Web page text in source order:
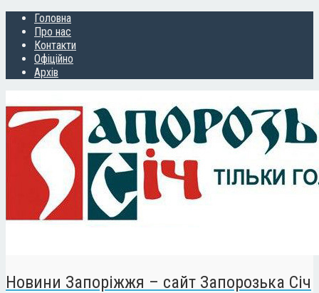
Головна
Про нас
Контакти
Офіційно
Архів
Новини Запоріжжя – сайт Запорозька Січ